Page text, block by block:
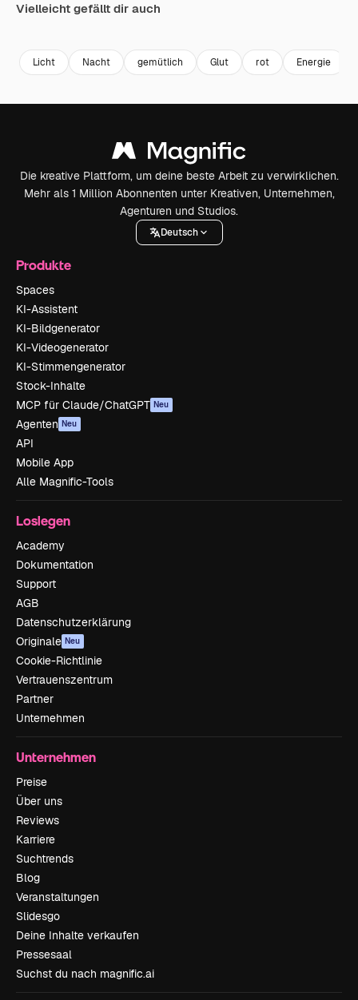
Vielleicht gefällt dir auch
Licht Nacht gemütlich Glut rot Energie
Die kreative Plattform, um deine beste Arbeit zu verwirklichen.
Mehr als 1 Million Abonnenten unter Kreativen, Unternehmen,
Agenturen und Studios.
Deutsch
Produkte
Spaces
KI-Assistent
KI-Bildgenerator
KI-Videogenerator
KI-Stimmengenerator
Stock-Inhalte
MCP für Claude/ChatGPT Neu
Agenten Neu
API
Mobile App
Alle Magnific-Tools
Loslegen
Academy
Dokumentation
Support
AGB
Datenschutzerklärung
Originale Neu
Cookie-Richtlinie
Vertrauenszentrum
Partner
Unternehmen
Unternehmen
Preise
Über uns
Reviews
Karriere
Suchtrends
Blog
Veranstaltungen
Slidesgo
Deine Inhalte verkaufen
Pressesaal
Suchst du nach magnific.ai